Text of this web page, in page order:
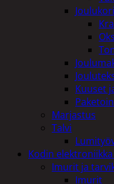
Kuuset
Marjastus
Talvi
Kodin
Imurit ja
Imurit